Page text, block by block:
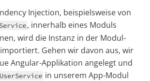
Injection, beispielsweise von
, innerhalb eines Moduls
wird die Instanz in der Modul-
Gehen wir davon aus, wir
Angular-Applikation angelegt und
UserService in unserem App-Modul